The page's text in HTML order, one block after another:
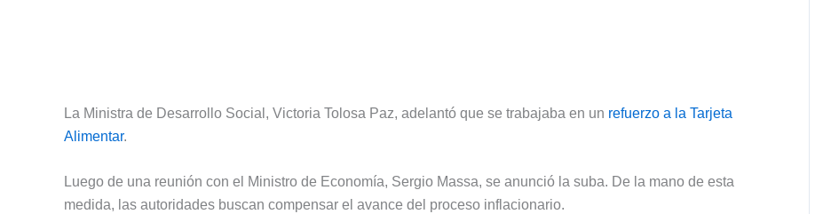
La Ministra de Desarrollo Social, Victoria Tolosa Paz, adelantó que se trabajaba en un refuerzo a la Tarjeta
Alimentar.
Luego de una reunión con el Ministro de Economía, Sergio Massa, se anunció la suba. De la mano de esta
medida, las autoridades buscan compensar el avance del proceso inflacionario.